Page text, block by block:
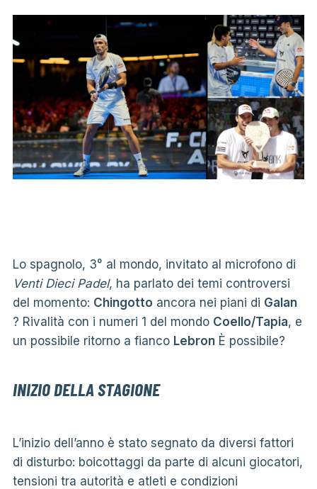
Lo spagnolo, 3° al mondo, invitato al microfono di
Venti Dieci Padel, ha parlato dei temi controversi
del momento: Chingotto ancora nei piani di Galan
? Rivalità con i numeri 1 del mondo Coello/Tapia, e
un possibile ritorno a fianco LebronÈ possibile?
INIZIO DELLA STAGIONE
L’inizio dell’anno è stato segnato da diversi fattori
di disturbo: boicottaggi da parte di alcuni giocatori,
tensioni tra autorità e atleti e condizioni